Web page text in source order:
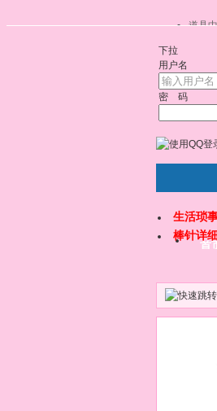
道具
下拉
用户名
密 码
首
生活琐
棒针详